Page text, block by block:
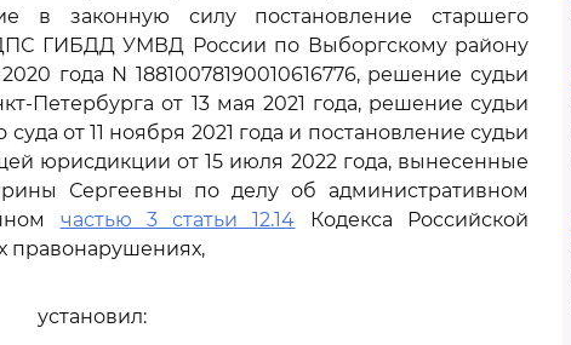
в законную силу постановление старшего
ГИБДД УМВД России по Выборгскому району
года N 18810078190010616776, решение судьи
Петербурга от 13 мая 2021 года, решение судьи
от 11 ноября 2021 года и постановление судьи
юрисдикции от 15 июля 2022 года, вынесенные
Сергеевны по делу об административном
частью 3 статьи 12.14 Кодекса Российской
правонарушениях,
установил: